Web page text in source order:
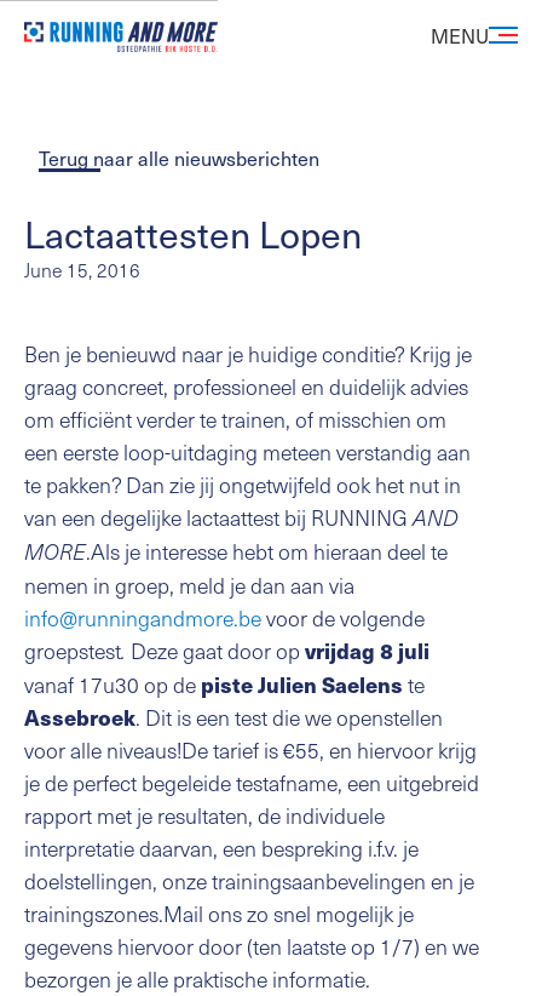
MENU
Terug naar alle nieuwsberichten
Lactaattesten Lopen
June 15, 2016
Ben je benieuwd naar je huidige conditie? Krijg je
graag concreet, professioneel en duidelijk advies
om efficiënt verder te trainen, of misschien om
een eerste loop-uitdaging meteen verstandig aan
te pakken? Dan zie jij ongetwijfeld ook het nut in
van een degelijke lactaattest bij RUNNINGAND
MORE.Als je interesse hebt om hieraan deel te
nemen in groep, meld je dan aan via
info@runningandmore.bevoor de volgende
groepstest. Deze gaat door opvrijdag 8 juli
vanaf 17u30 op de piste Julien Saelens te
Assebroek. Dit is een test die we openstellen
voor alle niveaus!De tarief is €55, en hiervoor krijg
je de perfect begeleide testafname, een uitgebreid
rapport met je resultaten, de individuele
interpretatie daarvan, een bespreking i.f.v. je
doelstellingen, onze trainingsaanbevelingen en je
trainingszones.Mail ons zo snel mogelijk je
gegevens hiervoor door (ten laatste op 1/7) en we
bezorgen je alle praktische informatie.